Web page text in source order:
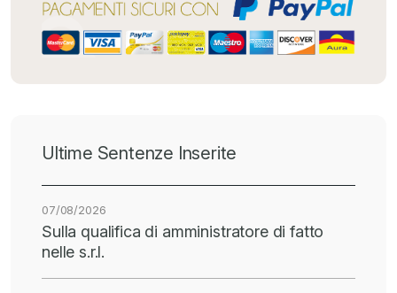
Ultime Sentenze Inserite
07/08/2026
Sulla qualifica di amministratore di fatto
nelle s.r.l.